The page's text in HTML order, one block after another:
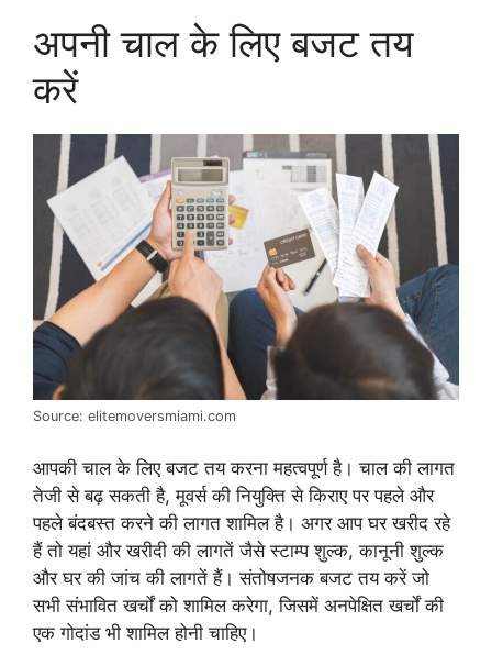
अपनी चाल के लिए बजट तय
करें
Source: elitemoversmiami.com
आपकी चाल के लिए बजट तय करना महत्वपूर्ण है। चाल की लागत
तेजी से बढ़ सकती है, मूवर्स की नियुक्ति से किराए पर पहले और
पहले बंदबस्त करने की लागत शामिल है। अगर आप घर खरीद रहे
हैं तो यहां और खरीदी की लागतें जैसे स्टाम्प शुल्क, कानूनी शुल्क
और घर की जांच की लागतें हैं। संतोषजनक बजट तय करें जो
सभी संभावित खर्चों को शामिल करेगा, जिसमें अनपेक्षित खर्चों की
एक गोदांड भी शामिल होनी चाहिए।